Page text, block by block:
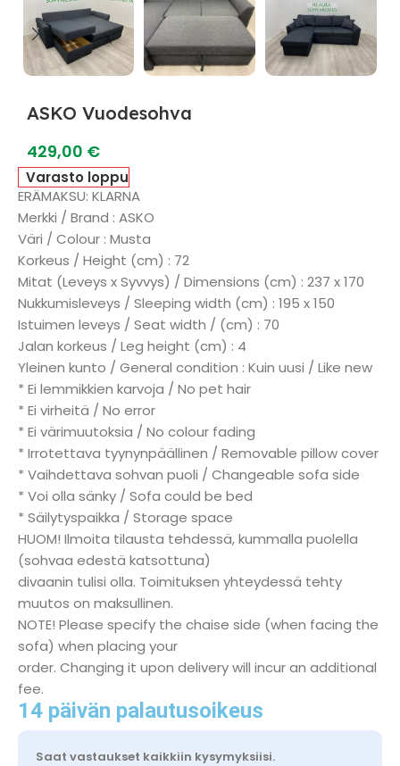
ASKO Vuodesohva
429,00 €
Varasto loppu
ERÄMAKSU: KLARNA
Merkki / Brand : ASKO
Väri / Colour : Musta
Korkeus / Height (cm) : 72
Mitat (Leveys x Syvvys) / Dimensions (cm) : 237 x 170
Nukkumisleveys / Sleeping width (cm) : 195 x 150
Istuimen leveys / Seat width / (cm) : 70
Jalan korkeus / Leg height (cm) : 4
Yleinen kunto / General condition : Kuin uusi / Like new
* Ei lemmikkien karvoja / No pet hair
* Ei virheitä / No error
* Ei värimuutoksia / No colour fading
* Irrotettava tyynynpäällinen / Removable pillow cover
* Vaihdettava sohvan puoli / Changeable sofa side
* Voi olla sänky / Sofa could be bed
* Säilytyspaikka / Storage space
HUOM! Ilmoita tilausta tehdessä, kummalla puolella
(sohvaa edestä katsottuna)
divaanin tulisi olla. Toimituksen yhteydessä tehty
muutos on maksullinen.
NOTE! Please specify the chaise side (when facing the
sofa) when placing your
order. Changing it upon delivery will incur an additional
fee.
14 päivän palautusoikeus
Saat vastaukset kaikkiin kysymyksiisi.